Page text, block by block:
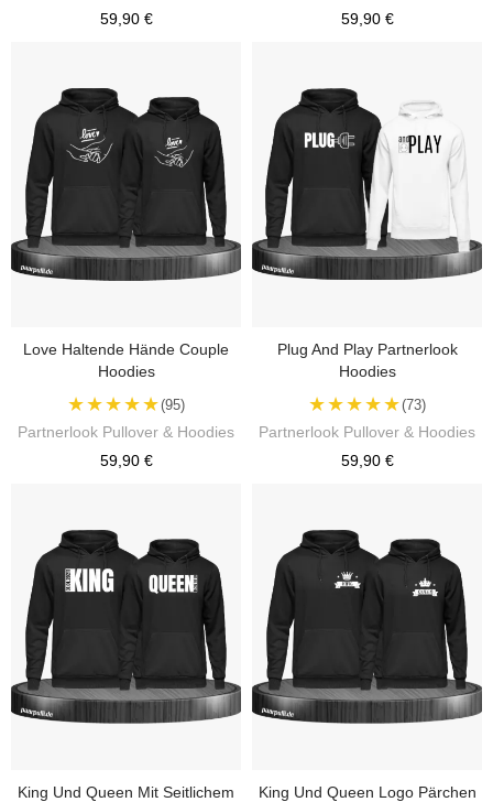
59,90 €
59,90 €
Love Haltende Hände Couple
Hoodies
★★★★★(95)
Partnerlook Pullover & Hoodies
59,90 €
Plug And Play Partnerlook
Hoodies
★★★★★(73)
Partnerlook Pullover & Hoodies
59,90 €
King Und Queen Mit Seitlichem
King Und Queen Logo Pärchen